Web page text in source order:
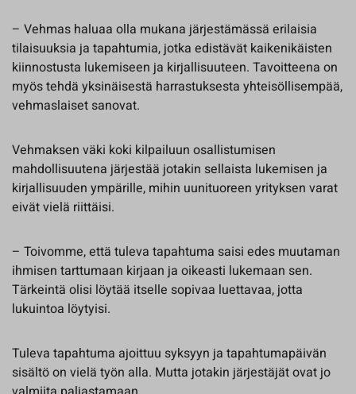
– Vehmas haluaa olla mukana järjestämässä erilaisia
tilaisuuksia ja tapahtumia, jotka edistävät kaikenikäisten
kiinnostusta lukemiseen ja kirjallisuuteen. Tavoitteena on
myös tehdä yksinäisestä harrastuksesta yhteisöllisempää,
vehmaslaiset sanovat.
Vehmaksen väki koki kilpailuun osallistumisen
mahdollisuutena järjestää jotakin sellaista lukemisen ja
kirjallisuuden ympärille, mihin uunituoreen yrityksen varat
eivät vielä riittäisi.
– Toivomme, että tuleva tapahtuma saisi edes muutaman
ihmisen tarttumaan kirjaan ja oikeasti lukemaan sen.
Tärkeintä olisi löytää itselle sopivaa luettavaa, jotta
lukuintoa löytyisi.
Tuleva tapahtuma ajoittuu syksyyn ja tapahtumapäivän
sisältö on vielä työn alla. Mutta jotakin järjestäjät ovat jo